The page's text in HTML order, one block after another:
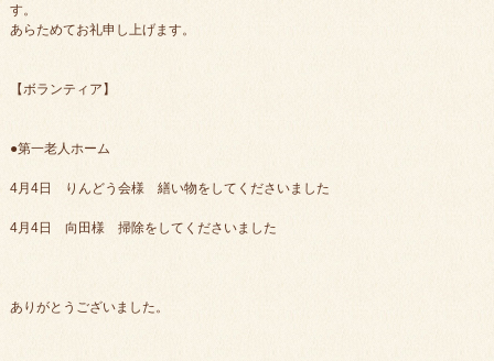
す。
あらためてお礼申し上げます。
【ボランティア】
●第一老人ホーム
4月4日 りんどう会様 繕い物をしてくださいました
4月4日 向田様 掃除をしてくださいました
ありがとうございました。